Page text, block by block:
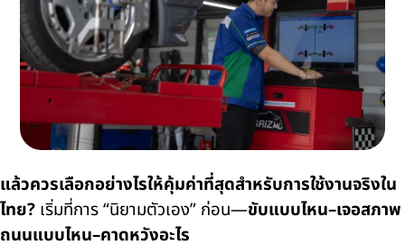
แล้วควรเลือกอย่างไรให้คุ้มค่าที่สุดสำหรับการใช้งานจริงใน
ไทย? เริ่มที่การ “นิยามตัวเอง” ก่อน—ขับแบบไหน–เจอสภาพ
ถนนแบบไหน–คาดหวังอะไร